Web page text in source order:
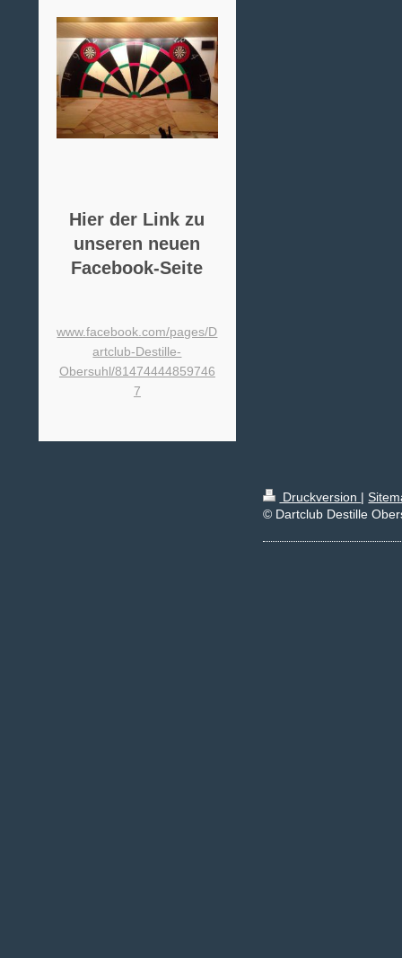
Hier der Link zu
unseren neuen
Facebook-Seite
www.facebook.com/pages/D
artclub-Destille-
Obersuhl/81474444859746
7
Druckversion |
© Dartclub Destille